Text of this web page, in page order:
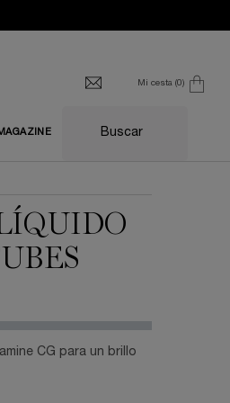
Mi cesta 0
0 producto
Buscar
CG para un brillo